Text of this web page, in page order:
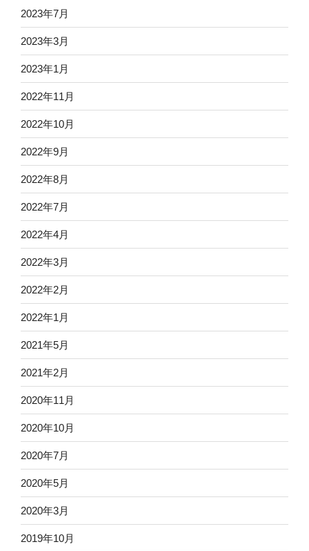
2023年7月
2023年3月
2023年1月
2022年11月
2022年10月
2022年9月
2022年8月
2022年7月
2022年4月
2022年3月
2022年2月
2022年1月
2021年5月
2021年2月
2020年11月
2020年10月
2020年7月
2020年5月
2020年3月
2019年10月